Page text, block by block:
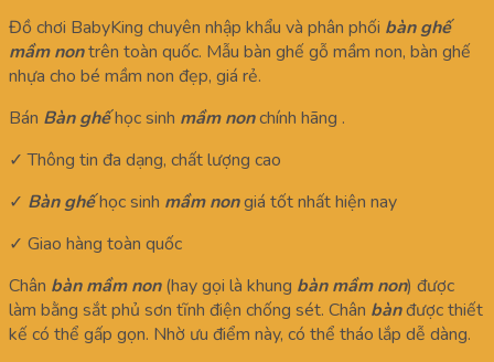
Đồ chơi BabyKing chuyên nhập khẩu và phân phối bàn ghế
mầm nontrên toàn quốc. Mẫu bàn ghế gỗ mầm non, bàn ghế
nhựa cho bé mầm non đẹp, giá rẻ.
Bán Bàn ghếhọc sinh mầm nonchính hãng .
✓ Thông tin đa dạng, chất lượng cao
✓ Bàn ghếhọc sinh mầm nongiá tốt nhất hiện nay
✓ Giao hàng toàn quốc
Chân bàn mầm non(hay gọi là khung bàn mầm non) được
làm bằng sắt phủ sơn tĩnh điện chống sét. Chân bànđược thiết
kế có thể gấp gọn. Nhờ ưu điểm này, có thể tháo lắp dễ dàng.